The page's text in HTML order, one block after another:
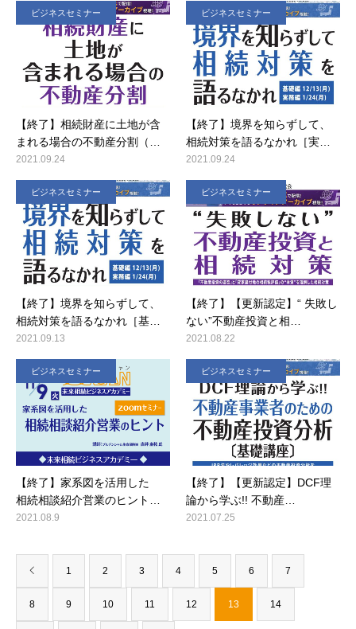
ビジネスセミナー
【終了】相続財産に土地が含
まれる場合の不動産分割（…
2021.09.24
ビジネスセミナー
【終了】境界を知らずして、
相続対策を語るなかれ［実…
2021.09.24
ビジネスセミナー
【終了】境界を知らずして、
相続対策を語るなかれ［基…
2021.09.13
ビジネスセミナー
【終了】【更新認定】“ 失敗し
ない”不動産投資と相…
2021.08.22
ビジネスセミナー
【終了】家系図を活用した
相続相談紹介営業のヒント…
2021.08.9
ビジネスセミナー
【終了】【更新認定】DCF理
論から学ぶ!! 不動産…
2021.07.25
1 2 3 4 5 6 7
8 9 10 11 12 13 14